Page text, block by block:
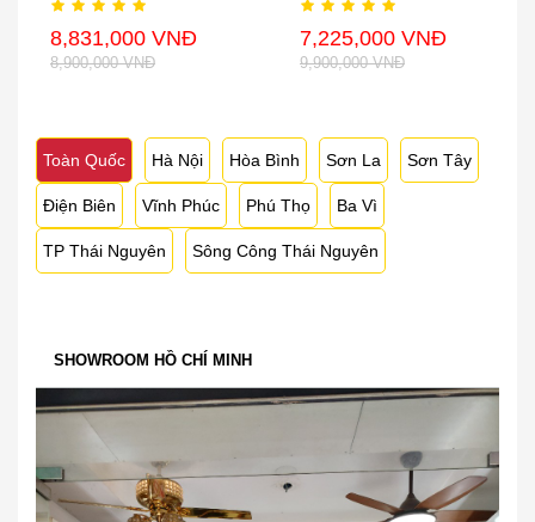
8,831,000 VNĐ
8,900,000 VNĐ
7,225,000 VNĐ
9,900,000 VNĐ
Toàn Quốc Hà Nội Hòa Bình Sơn La Sơn Tây
Điện Biên Vĩnh Phúc Phú Thọ Ba Vì
TP Thái Nguyên Sông Công Thái Nguyên
SHOWROOM HỒ CHÍ MINH